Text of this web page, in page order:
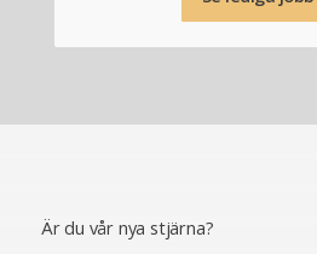
Är du vår nya stjärna?